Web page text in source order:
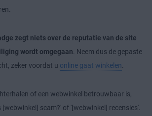
zegt niets over de reputatie van de site
wordt omgegaan . Neem dus de gepaste
zeker voordat u online gaat winkelen
of een webwinkel betrouwbaar is,
[webwinkel] scam?' of '[webwinkel] recensies'.